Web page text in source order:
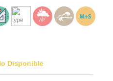
Disponible